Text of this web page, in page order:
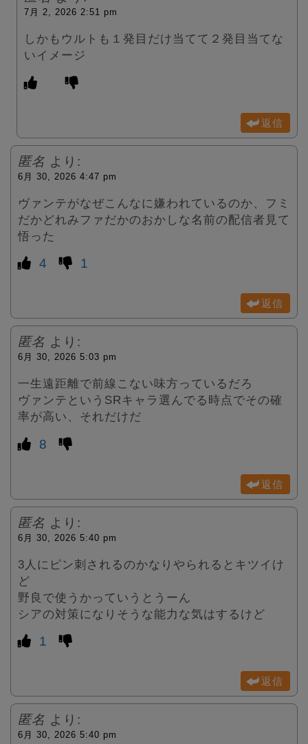
7月 2, 2026 2:51 pm
しかもウルトも１発目だけ当てて２発目当てな
いイメージ
返信
匿名 より:
6月 30, 2026 4:47 pm
ヴァンテがなぜこんなに嫌われているのか、フミ
だかどれみファだかのおかしな名前の配信者見て
悟った
4 1
返信
匿名 より:
6月 30, 2026 5:03 pm
一生遠距離で前線こない味方っているだろ
ヴァンテというSRキャラ選んでる時点でその確
率が高い、それだけだ
8
返信
匿名 より:
6月 30, 2026 5:40 pm
3人にピン刺されるのかなりやられるとキツイけ
ど
野良で使うかっていうとうーん
シアの対策になりそうな能力な気はするけど
1
返信
匿名 より:
6月 30, 2026 5:40 pm